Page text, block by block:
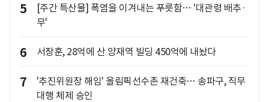
5
[주간 특산물] 폭염을 이겨내는 푸릇함… '대관령 배추·
무'
6 서장훈, 28억에 산 양재역 빌딩 450억에 내놨다
7
'추진위원장 해임' 올림픽선수촌 재건축… 송파구, 직무
대행 체제 승인